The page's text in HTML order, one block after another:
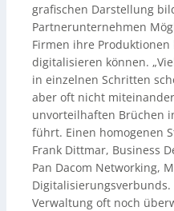
grafischen Darstellung
Partnerunternehmen
Firmen ihre Produktionen
digitalisieren können.
in einzelnen Schritten
aber oft nicht
unvorteilhaften Brüchen
führt. Einen homogenen
Frank Dittmar, Business
Pan Dacom Networking,
Digitalisierungsverbunds.
Verwaltung oft noch